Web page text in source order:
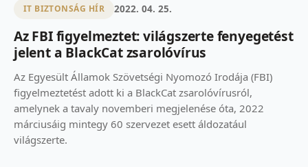
IT BIZTONSÁG HÍR 2022. 04. 25.
Az FBI figyelmeztet: világszerte fenyegetést
jelent a BlackCat zsarolóvírus
Az Egyesült Államok Szövetségi Nyomozó Irodája (FBI)
figyelmeztetést adott ki a BlackCat zsarolóvírusról,
amelynek a tavaly novemberi megjelenése óta, 2022
márciusáig mintegy 60 szervezet esett áldozatául
világszerte.